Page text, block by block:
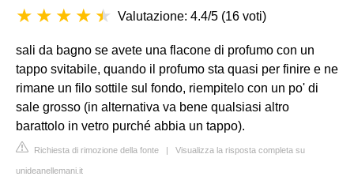
Valutazione: 4.4/5 (16 voti)
sali da bagno se avete una flacone di profumo con un
tappo svitabile, quando il profumo sta quasi per finire e ne
rimane un filo sottile sul fondo, riempitelo con un po' di
sale grosso (in alternativa va bene qualsiasi altro
barattolo in vetro purché abbia un tappo).
Richiesta di rimozione della fonte | Visualizza la risposta completa su
unideanellemani.it